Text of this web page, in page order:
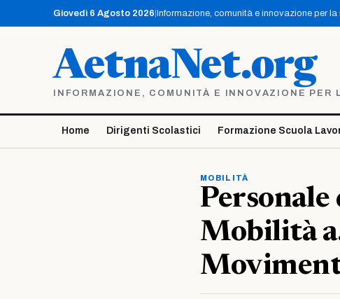
contenuto
Giovedì 6 Agosto 2026 Informazione, comunità e innovazione per
AetnaNet.org
INFORMAZIONE, COMUNITÀ E INNOVAZIONE
Home Dirigenti Scolastici Formazione Scuola
MOBILITÀ
Personale
Mobilità